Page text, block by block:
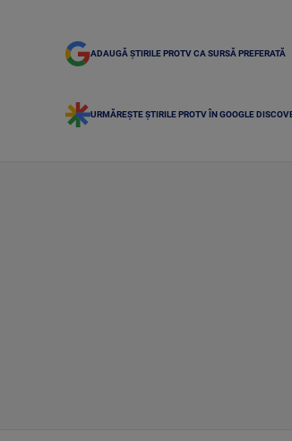
ADAUGĂ ȘTIRILE PROTV CA SURSĂ PREFERATĂ
URMĂREȘTE ȘTIRILE PROTV ÎN GOOGLE